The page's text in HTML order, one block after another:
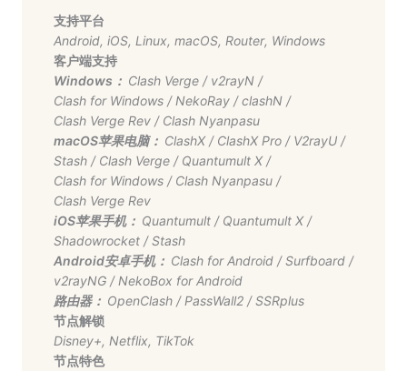
支持平台
Android, iOS, Linux, macOS, Router, Windows
客户端支持
Windows： Clash Verge/ v2rayN/
Clash for Windows/ NekoRay/clashN/
Clash Verge Rev/ Clash Nyanpasu
macOS苹果电脑： ClashX/ ClashX Pro/ V2rayU/
Stash/ Clash Verge/ Quantumult X/
Clash for Windows/ Clash Nyanpasu/
Clash Verge Rev
iOS苹果手机： Quantumult/ Quantumult X/
Shadowrocket/Stash
Android安卓手机： Clash for Android/Surfboard/
v2rayNG/ NekoBox for Android
路由器： OpenClash/ PassWall2/SSRplus
节点解锁
Disney+, Netflix, TikTok
节点特色